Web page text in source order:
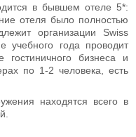
в бывшем отеле 5*:
отеля было полностью
организации Swiss
учебного года проводит
бизнеса и
по 1-2 человека, есть
находятся всего в